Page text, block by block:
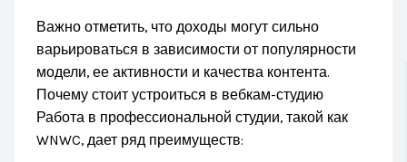
Важно отметить, что доходы могут сильно
варьироваться в зависимости от популярности
модели, ее активности и качества контента.
Почему стоит устроиться в вебкам-студию
Работа в профессиональной студии, такой как
WNWC, дает ряд преимуществ: